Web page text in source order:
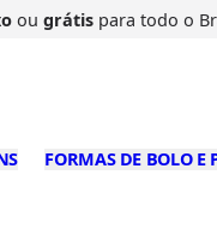
ou grátispara todo o
FORMAS DE BOLO E